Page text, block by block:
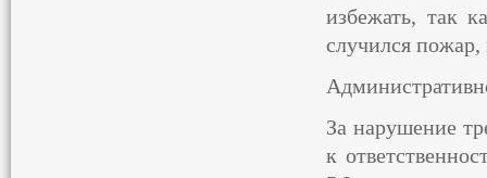
избежать, так
случился пожар,
За нарушение
к